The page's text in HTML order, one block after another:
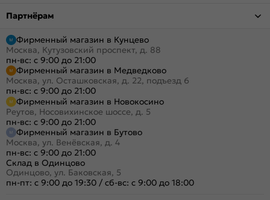
Партнёрам
Фирменный магазин в Кунцево
Москва, Кутузовский проспект, д. 88
пн-вс: с 9:00 до 21:00
Фирменный магазин в Медведково
Москва, ул. Осташковская, д. 22, подъезд 6
пн-вс: с 9:00 до 21:00
Фирменный магазин в Новокосино
Реутов, Носовихинское шоссе, д. 5
пн-вс: с 9:00 до 21:00
Фирменный магазин в Бутово
Москва, ул. Венёвская, д. 4
пн-вс: с 9:00 до 21:00
Склад в Одинцово
Одинцово, ул. Баковская, 5
пн-пт: с 9:00 до 19:30 / сб-вс: с 9:00 до 18:00